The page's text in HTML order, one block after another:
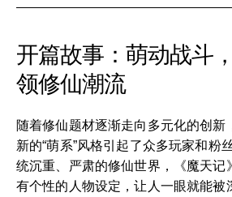
开篇故事：萌动战斗
领修仙潮流
随着修仙题材逐渐走向多元化的创新
新的“萌系”风格引起了众多玩家和粉
统沉重、严肃的修仙世界，《魔天记
有个性的人物设定，让人一眼就能被